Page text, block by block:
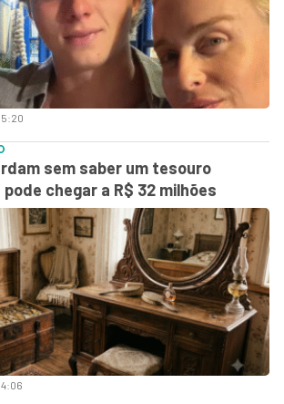
sem saber um tesouro
chegar a R$ 32 milhões